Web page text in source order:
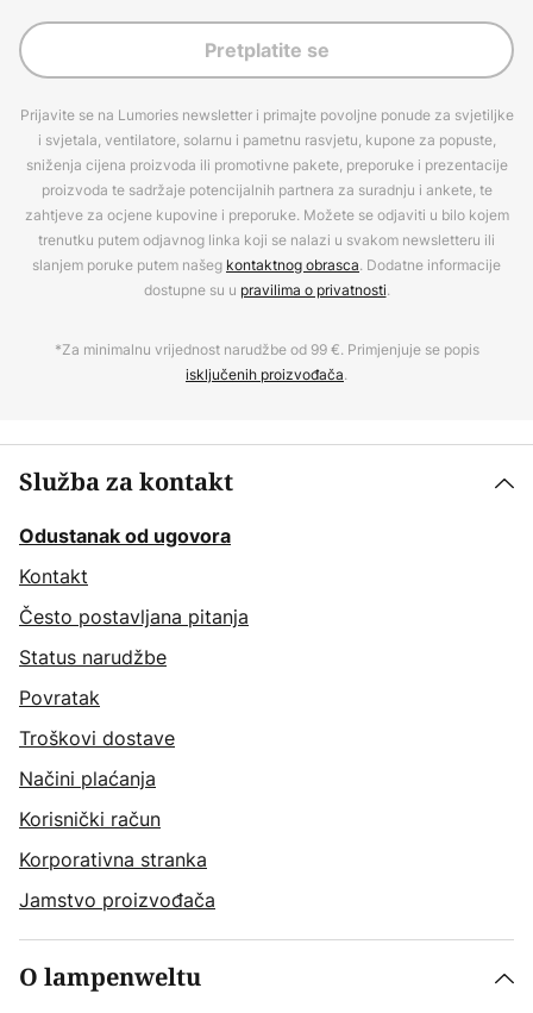
Pretplatite se
Prijavite se na Lumories newsletter i primajte povoljne ponude za svjetiljke
i svjetala, ventilatore, solarnu i pametnu rasvjetu, kupone za popuste,
sniženja cijena proizvoda ili promotivne pakete, preporuke i prezentacije
proizvoda te sadržaje potencijalnih partnera za suradnju i ankete, te
zahtjeve za ocjene kupovine i preporuke. Možete se odjaviti u bilo kojem
trenutku putem odjavnog linka koji se nalazi u svakom newsletteru ili
slanjem poruke putem našeg kontaktnog obrasca. Dodatne informacije
dostupne su u pravilima o privatnosti.
*Za minimalnu vrijednost narudžbe od 99 €. Primjenjuje se popis
isključenih proizvođača.
Služba za kontakt
Odustanak od ugovora
Kontakt
Često postavljana pitanja
Status narudžbe
Povratak
Troškovi dostave
Načini plaćanja
Korisnički račun
Korporativna stranka
Jamstvo proizvođača
O lampenweltu